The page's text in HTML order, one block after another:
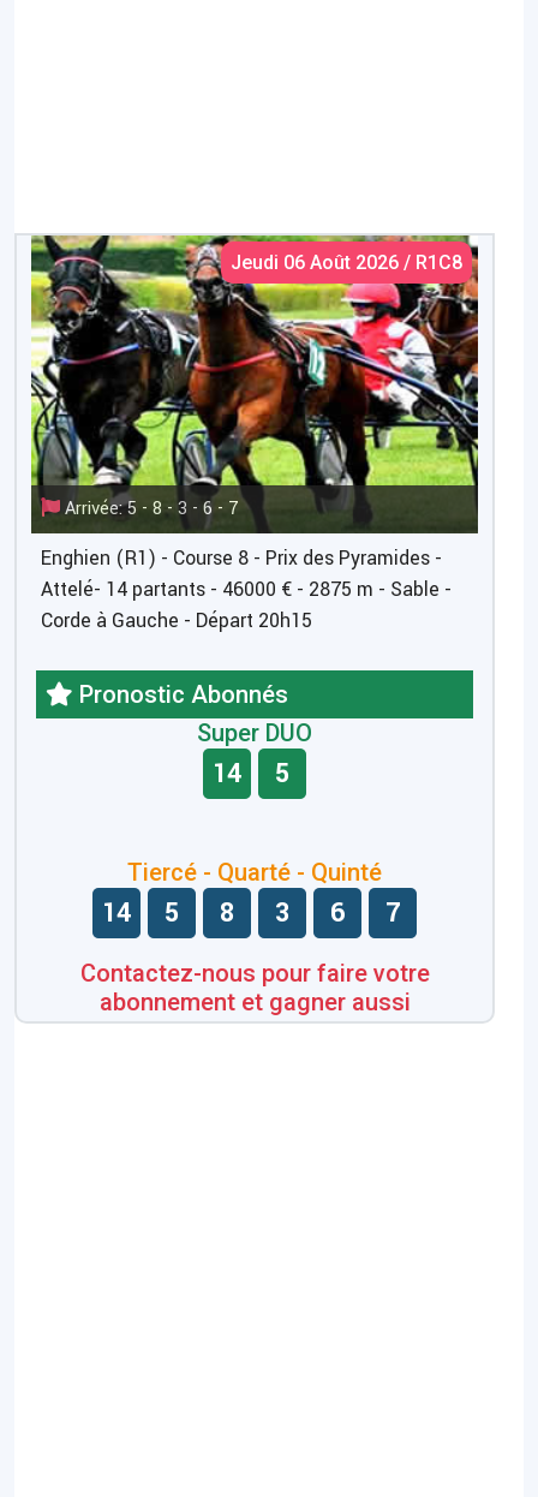
Jeudi 06 Août 2026 / R1C8
Arrivée: 5 - 8 - 3 - 6 - 7
Enghien (R1) - Course 8 - Prix des Pyramides -
Attelé- 14 partants - 46000 € - 2875 m - Sable -
Corde à Gauche - Départ 20h15
Pronostic Abonnés
Super DUO
14 5
Tiercé - Quarté - Quinté
14 5 8 3 6 7
Contactez-nous pour faire votre
abonnement et gagner aussi